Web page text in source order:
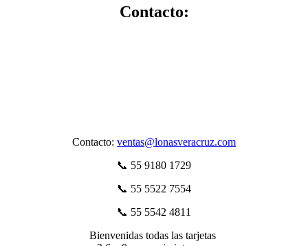
Contacto:
Contacto: ventas@lonasveracruz.com
📞 55 9180 1729
📞 55 5522 7554
📞 55 5542 4811
Bienvenidas todas las tarjetas